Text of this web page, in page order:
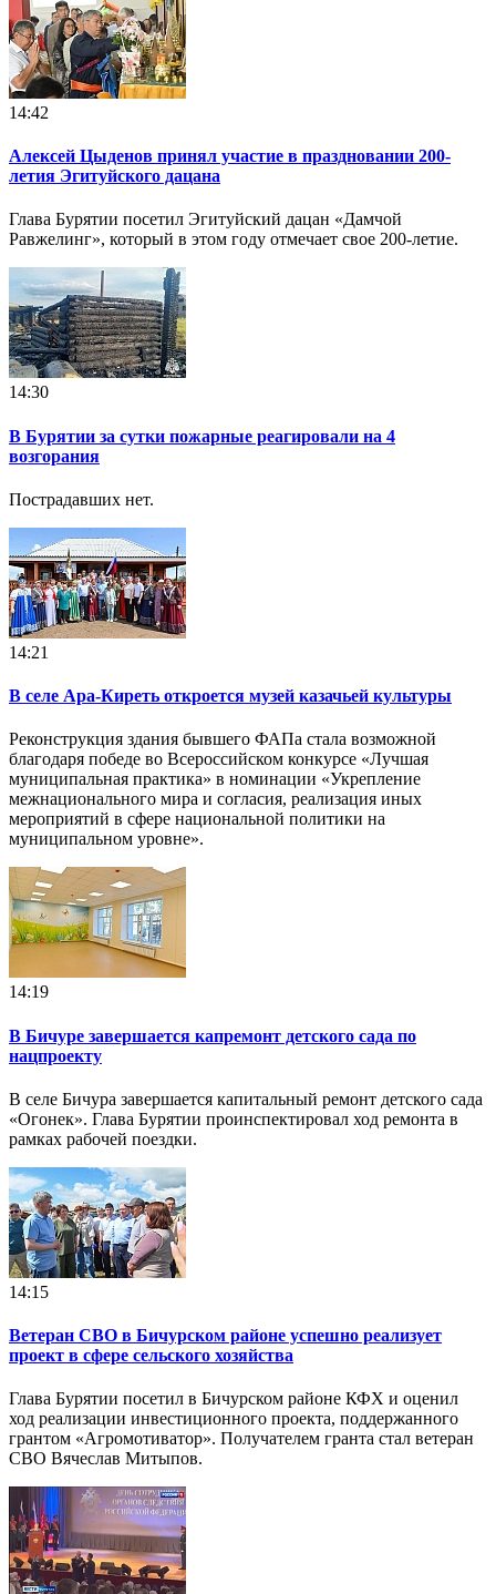
14:42
Алексей Цыденов принял участие в праздновании 200-
летия Эгитуйского дацана
Глава Бурятии посетил Эгитуйский дацан «Дамчой
Равжелинг», который в этом году отмечает свое 200-летие.
14:30
В Бурятии за сутки пожарные реагировали на 4
возгорания
Пострадавших нет.
14:21
В селе Ара-Киреть откроется музей казачьей культуры
Реконструкция здания бывшего ФАПа стала возможной
благодаря победе во Всероссийском конкурсе «Лучшая
муниципальная практика» в номинации «Укрепление
межнационального мира и согласия, реализация иных
мероприятий в сфере национальной политики на
муниципальном уровне».
14:19
В Бичуре завершается капремонт детского сада по
нацпроекту
В селе Бичура завершается капитальный ремонт детского сада
«Огонек». Глава Бурятии проинспектировал ход ремонта в
рамках рабочей поездки.
14:15
Ветеран СВО в Бичурском районе успешно реализует
проект в сфере сельского хозяйства
Глава Бурятии посетил в Бичурском районе КФХ и оценил
ход реализации инвестиционного проекта, поддержанного
грантом «Агромотиватор». Получателем гранта стал ветеран
СВО Вячеслав Митыпов.